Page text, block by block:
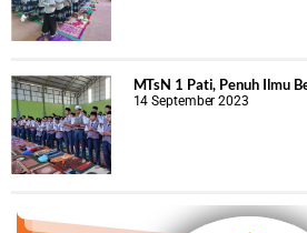
MTsN 1 Pati, Penuh Ilmu
14 September 2023